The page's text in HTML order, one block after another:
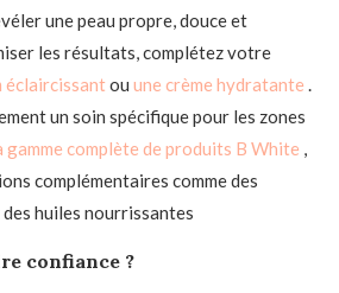
une peau propre, douce et
les résultats, complétez votre
éclaircissantou une crème hydratante .
un soin spécifique pour les zones
gamme complète de produits B White ,
complémentaires comme des
huiles nourrissantes
confiance ?